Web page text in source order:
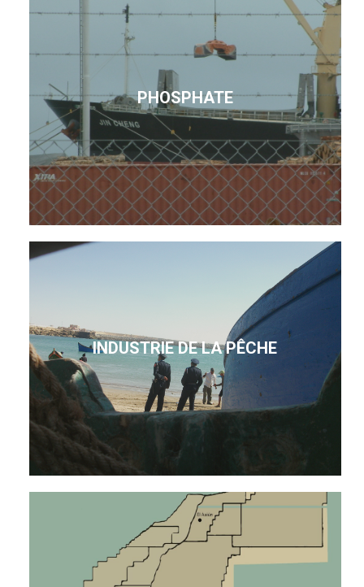
PHOSPHATE
INDUSTRIE DE LA PÊCHE